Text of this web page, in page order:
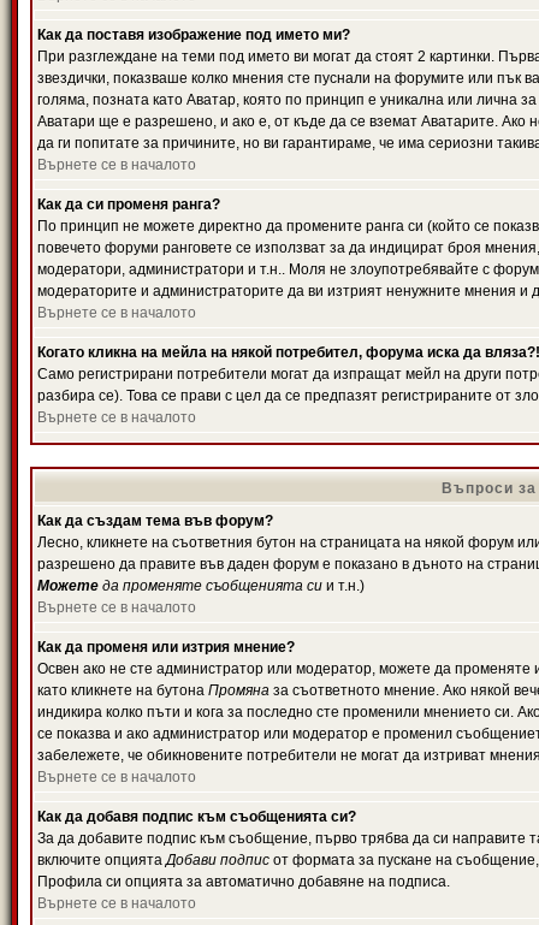
Как да поставя изображение под името ми?
При разглеждане на теми под името ви могат да стоят 2 картинки.
звездички, показваше колко мнения сте пуснали на форумите или пък
голяма, позната като Аватар, която по принцип е уникална или лична
Аватари ще е разрешено, и ако е, от къде да се вземат Аватарите.
да ги попитате за причините, но ви гарантираме, че има сериозни
Върнете се в началото
Как да си променя ранга?
По принцип не можете директно да промените ранга си (който се
повечето форуми ранговете се използват за да индицират броя
модератори, администратори и т.н.. Моля не злоупотребявайте с
модераторите и администраторите да ви изтрият ненужните мнения и
Върнете се в началото
Когато кликна на мейла на някой потребител, форума иска да вляза?!
Само регистрирани потребители могат да изпращат мейл на други
разбира се). Това се прави с цел да се предпазят регистрираните от
Върнете се в началото
Въпроси
Как да създам тема във форум?
Лесно, кликнете на съответния бутон на страницата на някой форум
разрешено да правите във даден форум е показано в дъното на
Можете да променяте съобщенията си и т.н.)
Върнете се в началото
Как да променя или изтрия мнение?
Освен ако не сте администратор или модератор, можете да
като кликнете на бутона Промяна за съответното мнение. Ако някой
индикира колко пъти и кога за последно сте променили мнението си.
се показва и ако администратор или модератор е променил
забележете, че обикновените потребители не могат да изтриват
Върнете се в началото
Как да добавя подпис към съобщенията си?
За да добавите подпис към съобщение, първо трябва да си
включите опциятаДобави подпис от формата за пускане на
Профила си опцията за автоматично добавяне на подписа.
Върнете се в началото